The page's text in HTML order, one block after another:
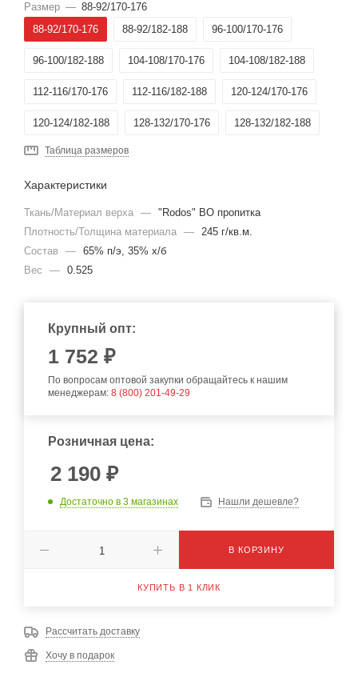
Размер — 88-92/170-176
88-92/170-176
88-92/182-188 96-100/170-176
96-100/182-188 104-108/170-176 104-108/182-188
112-116/170-176 112-116/182-188 120-124/170-176
120-124/182-188 128-132/170-176 128-132/182-188
Таблица размеров
Характеристики
Ткань/Материал верха — "Rodos" ВО пропитка
Плотность/Толщина материала — 245 г/кв.м.
Состав
— 65% п/э, 35% х/б
Вес
— 0.525
Крупный опт:
1 752 ₽
По вопросам оптовой закупки обращайтесь к нашим
менеджерам: 8 (800) 201-49-29
Розничная цена:
2 190 ₽
Достаточно в 3 магазинах Нашли дешевле?
В КОРЗИНУ
КУПИТЬ В 1 КЛИК
Рассчитать доставку
Хочу в подарок